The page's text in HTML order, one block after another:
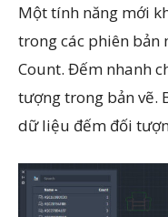
Một tính năng mới
trong các phiên bản
Count. Đếm nhanh
tượng trong bản vẽ.
dữ liệu đếm đối